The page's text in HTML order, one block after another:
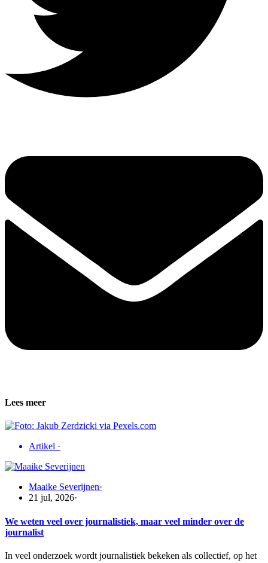
Lees meer
Artikel ·
Maaike Severijnen·
21 jul, 2026·
We weten veel over journalistiek, maar veel minder over de
journalist
In veel onderzoek wordt journalistiek bekeken als collectief, op het